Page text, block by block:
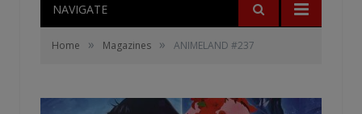
NAVIGATE
Home » Magazines » ANIMELAND #237